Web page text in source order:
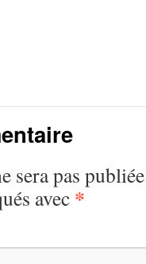
sera pas
avec *